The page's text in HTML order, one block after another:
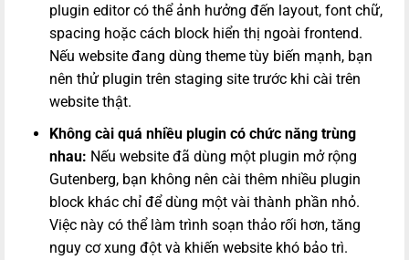
plugin editor có thể ảnh hưởng đến layout, font chữ,
spacing hoặc cách block hiển thị ngoài frontend.
Nếu website đang dùng theme tùy biến mạnh, bạn
nên thử plugin trên staging site trước khi cài trên
website thật.
Không cài quá nhiều plugin có chức năng trùng
nhau: Nếu website đã dùng một plugin mở rộng
Gutenberg, bạn không nên cài thêm nhiều plugin
block khác chỉ để dùng một vài thành phần nhỏ.
Việc này có thể làm trình soạn thảo rối hơn, tăng
nguy cơ xung đột và khiến website khó bảo trì.